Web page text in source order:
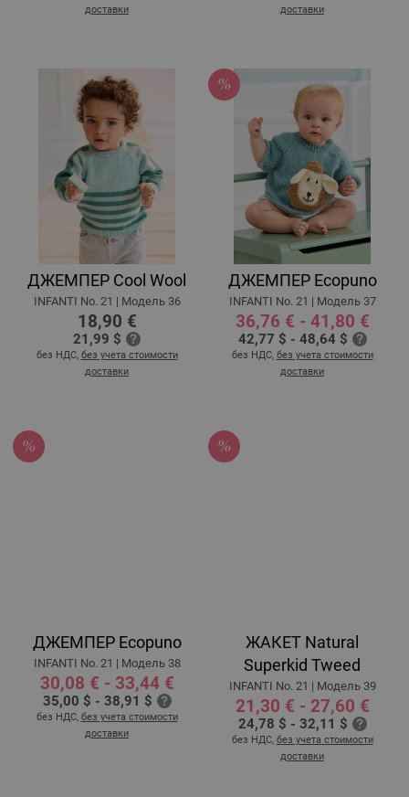
доставки
доставки
ДЖЕМПЕР Cool Wool
INFANTI No. 21 | Модель 36
18,90 €
21,99 $
без НДС, без учета стоимости
доставки
ДЖЕМПЕР Ecopuno
INFANTI No. 21 | Модель 37
36,76 € - 41,80 €
42,77 $ - 48,64 $
без НДС, без учета стоимости
доставки
ДЖЕМПЕР Ecopuno
INFANTI No. 21 | Модель 38
30,08 € - 33,44 €
35,00 $ - 38,91 $
без НДС, без учета стоимости
доставки
ЖАКЕТ Natural
Superkid Tweed
INFANTI No. 21 | Модель 39
21,30 € - 27,60 €
24,78 $ - 32,11 $
без НДС, без учета стоимости
доставки